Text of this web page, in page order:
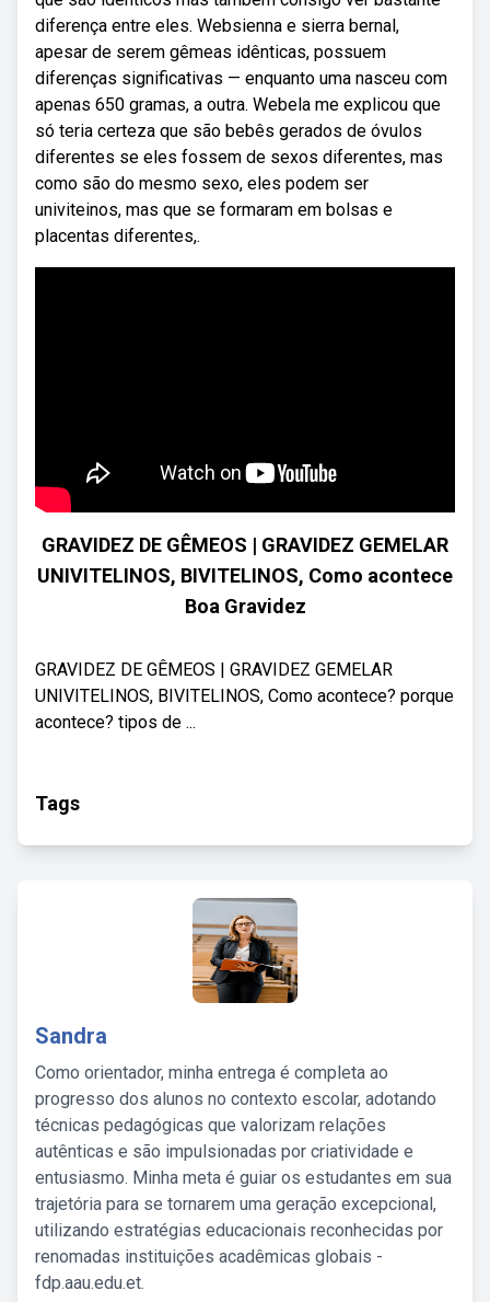
diferença entre eles. Websienna e sierra bernal,
apesar de serem gêmeas idênticas, possuem
diferenças significativas — enquanto uma nasceu com
apenas 650 gramas, a outra. Webela me explicou que
só teria certeza que são bebês gerados de óvulos
diferentes se eles fossem de sexos diferentes, mas
como são do mesmo sexo, eles podem ser
univiteinos, mas que se formaram em bolsas e
placentas diferentes,.
GRAVIDEZ DE GÊMEOS | GRAVIDEZ GEMELAR
UNIVITELINOS, BIVITELINOS, Como acontece
Boa Gravidez
GRAVIDEZ DE GÊMEOS | GRAVIDEZ GEMELAR
UNIVITELINOS, BIVITELINOS, Como acontece? porque
acontece? tipos de ...
Tags
Sandra
Como orientador, minha entrega é completa ao
progresso dos alunos no contexto escolar, adotando
técnicas pedagógicas que valorizam relações
autênticas e são impulsionadas por criatividade e
entusiasmo. Minha meta é guiar os estudantes em sua
trajetória para se tornarem uma geração excepcional,
utilizando estratégias educacionais reconhecidas por
renomadas instituições acadêmicas globais -
fdp.aau.edu.et.